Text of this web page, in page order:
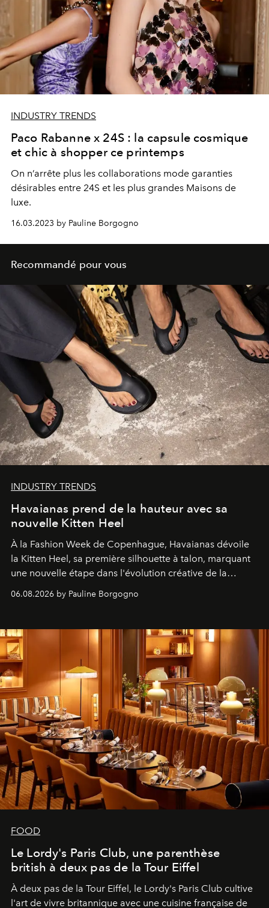
INDUSTRY TRENDS
Paco Rabanne x 24S : la capsule cosmique
et chic à shopper ce printemps
On n’arrête plus les collaborations mode garanties
désirables entre 24S et les plus grandes Maisons de
luxe.
16.03.2023 by Pauline Borgogno
Recommandé pour vous
INDUSTRY TRENDS
Havaianas prend de la hauteur avec sa
nouvelle Kitten Heel
À la Fashion Week de Copenhague, Havaianas dévoile
la Kitten Heel, sa première silhouette à talon, marquant
une nouvelle étape dans l'évolution créative de la
06.08.2026 by Pauline Borgogno
FOOD
Le Lordy's Paris Club, une parenthèse
british à deux pas de la Tour Eiffel
À deux pas de la Tour Eiffel, le Lordy's Paris Club cultive
l'art de vivre britannique avec une cuisine française de